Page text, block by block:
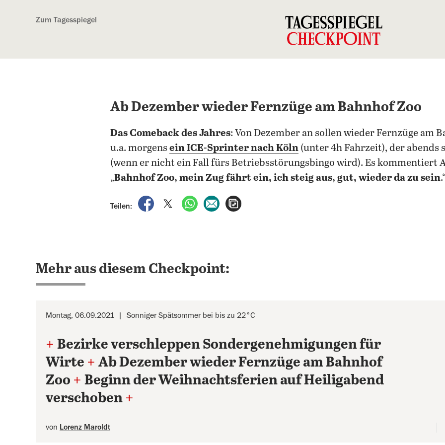
Zum Tagesspiegel
Ab Dezember wieder Fernzüge am Bahnhof Zoo
Das Comeback des Jahres: Von Dezember an sollen wieder Fernzüge am
u.a. morgensein ICE-Sprinter nach Köln (unter 4h Fahrzeit), der abends
(wenn er nicht ein Fall fürs Betriebsstörungsbingo wird). Es kommentiert
„Bahnhof Zoo, mein Zug fährt ein, ich steig aus, gut, wieder da zu sein
Teilen:
auf Facebook teilen
auf X teilenper WhatsApp teilen
per E-Mail teilen
Mehr aus diesem Checkpoint:
Montag, 06.09.2021 Sonniger Spätsommer bei bis zu 22°C
+ Bezirke verschleppen Sondergenehmigungen für
Wirte + Ab Dezember wieder Fernzüge am Bahnhof
Zoo + Beginn der Weihnachtsferien auf Heiligabend
verschoben +
von Lorenz Maroldt